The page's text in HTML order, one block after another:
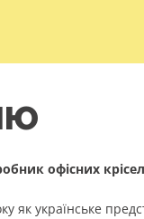
офісних
як українське